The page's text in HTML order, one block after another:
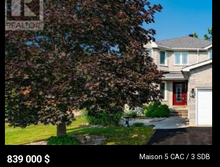
839 000 $
Maison 5 CAC / 3 SDB